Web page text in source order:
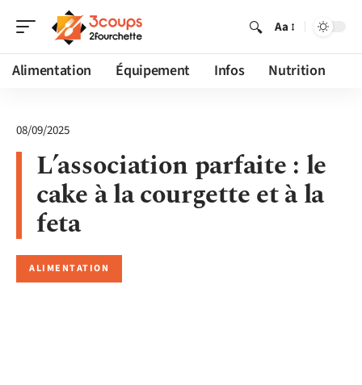
Aa
Alimentation Équipement Infos Nutrition
08/09/2025
L’association parfaite : le
cake à la courgette et à la
feta
ALIMENTATION